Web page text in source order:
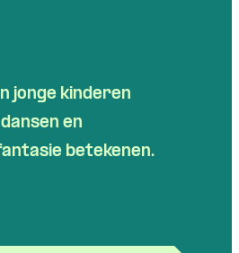
jonge kinderen
en
betekenen.